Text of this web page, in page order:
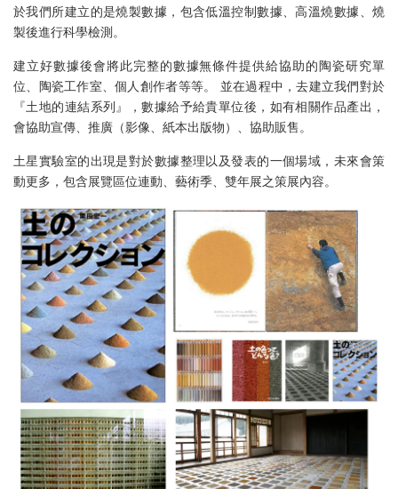
於我們所建立的是燒製數據，包含低溫控制數據、高溫燒數據、燒
製後進行科學檢測。
建立好數據後會將此完整的數據無條件提供給協助的陶瓷研究單
位、陶瓷工作室、個人創作者等等。 並在過程中，去建立我們對於
『土地的連結系列』，數據給予給貴單位後，如有相關作品產出，
會協助宣傳、推廣（影像、紙本出版物）、協助販售。
土星實驗室的出現是對於數據整理以及發表的一個場域，未來會策
動更多，包含展覽區位連動、藝術季、雙年展之策展內容。